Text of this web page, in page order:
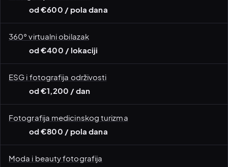
od €600 / pola dana
360° virtualni obilazak
od €400 / lokaciji
ESG i fotografija održivosti
od €1,200 / dan
Fotografija medicinskog turizma
od €800 / pola dana
Moda i beauty fotografija